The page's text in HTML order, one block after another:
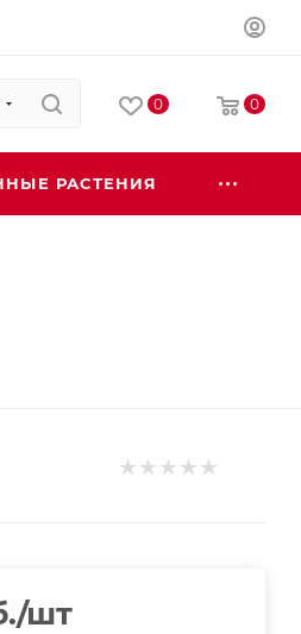
0 0
РАСТЕНИЯ
/шт